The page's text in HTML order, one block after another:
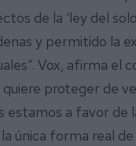
de la ‘ley del
y permitido la
Vox, afirma el
proteger de
estamos a favor de
única forma real